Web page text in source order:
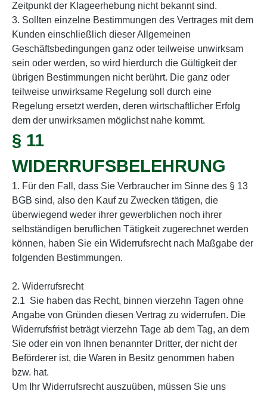
Zeitpunkt der Klageerhebung nicht bekannt sind.
3. Sollten einzelne Bestimmungen des Vertrages mit dem
Kunden einschließlich dieser Allgemeinen
Geschäftsbedingungen ganz oder teilweise unwirksam
sein oder werden, so wird hierdurch die Gültigkeit der
übrigen Bestimmungen nicht berührt. Die ganz oder
teilweise unwirksame Regelung soll durch eine
Regelung ersetzt werden, deren wirtschaftlicher Erfolg
dem der unwirksamen möglichst nahe kommt.
§ 11
WIDERRUFSBELEHRUNG
1. Für den Fall, dass Sie Verbraucher im Sinne des § 13
BGB sind, also den Kauf zu Zwecken tätigen, die
überwiegend weder ihrer gewerblichen noch ihrer
selbständigen beruflichen Tätigkeit zugerechnet werden
können, haben Sie ein Widerrufsrecht nach Maßgabe der
folgenden Bestimmungen.
2. Widerrufsrecht
2.1 Sie haben das Recht, binnen vierzehn Tagen ohne
Angabe von Gründen diesen Vertrag zu widerrufen. Die
Widerrufsfrist beträgt vierzehn Tage ab dem Tag, an dem
Sie oder ein von Ihnen benannter Dritter, der nicht der
Beförderer ist, die Waren in Besitz genommen haben
bzw. hat.
Um Ihr Widerrufsrecht auszuüben, müssen Sie uns